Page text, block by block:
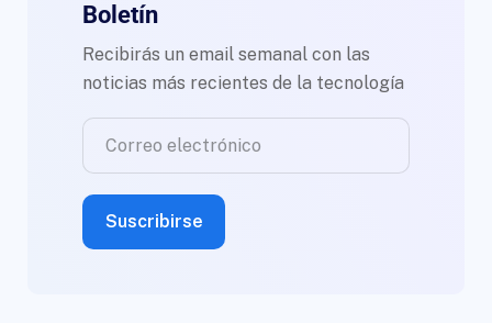
Boletín
Recibirás un email semanal con las
noticias más recientes de la tecnología